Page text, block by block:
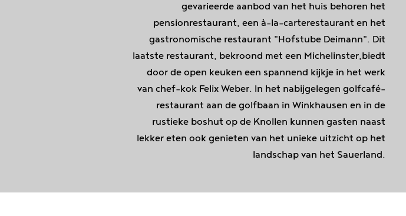
gevarieerde aanbod van het huis behoren het
pensionrestaurant, een à-la-carterestaurant en het
gastronomische restaurant "Hofstube Deimann". Dit
laatste restaurant, bekroond met een Michelinster,biedt
door de open keuken een spannend kijkje in het werk
van chef-kok Felix Weber. In het nabijgelegen golfcafé-
restaurant aan de golfbaan in Winkhausen en in de
rustieke boshut op de Knollen kunnen gasten naast
lekker eten ook genieten van het unieke uitzicht op het
landschap van het Sauerland.